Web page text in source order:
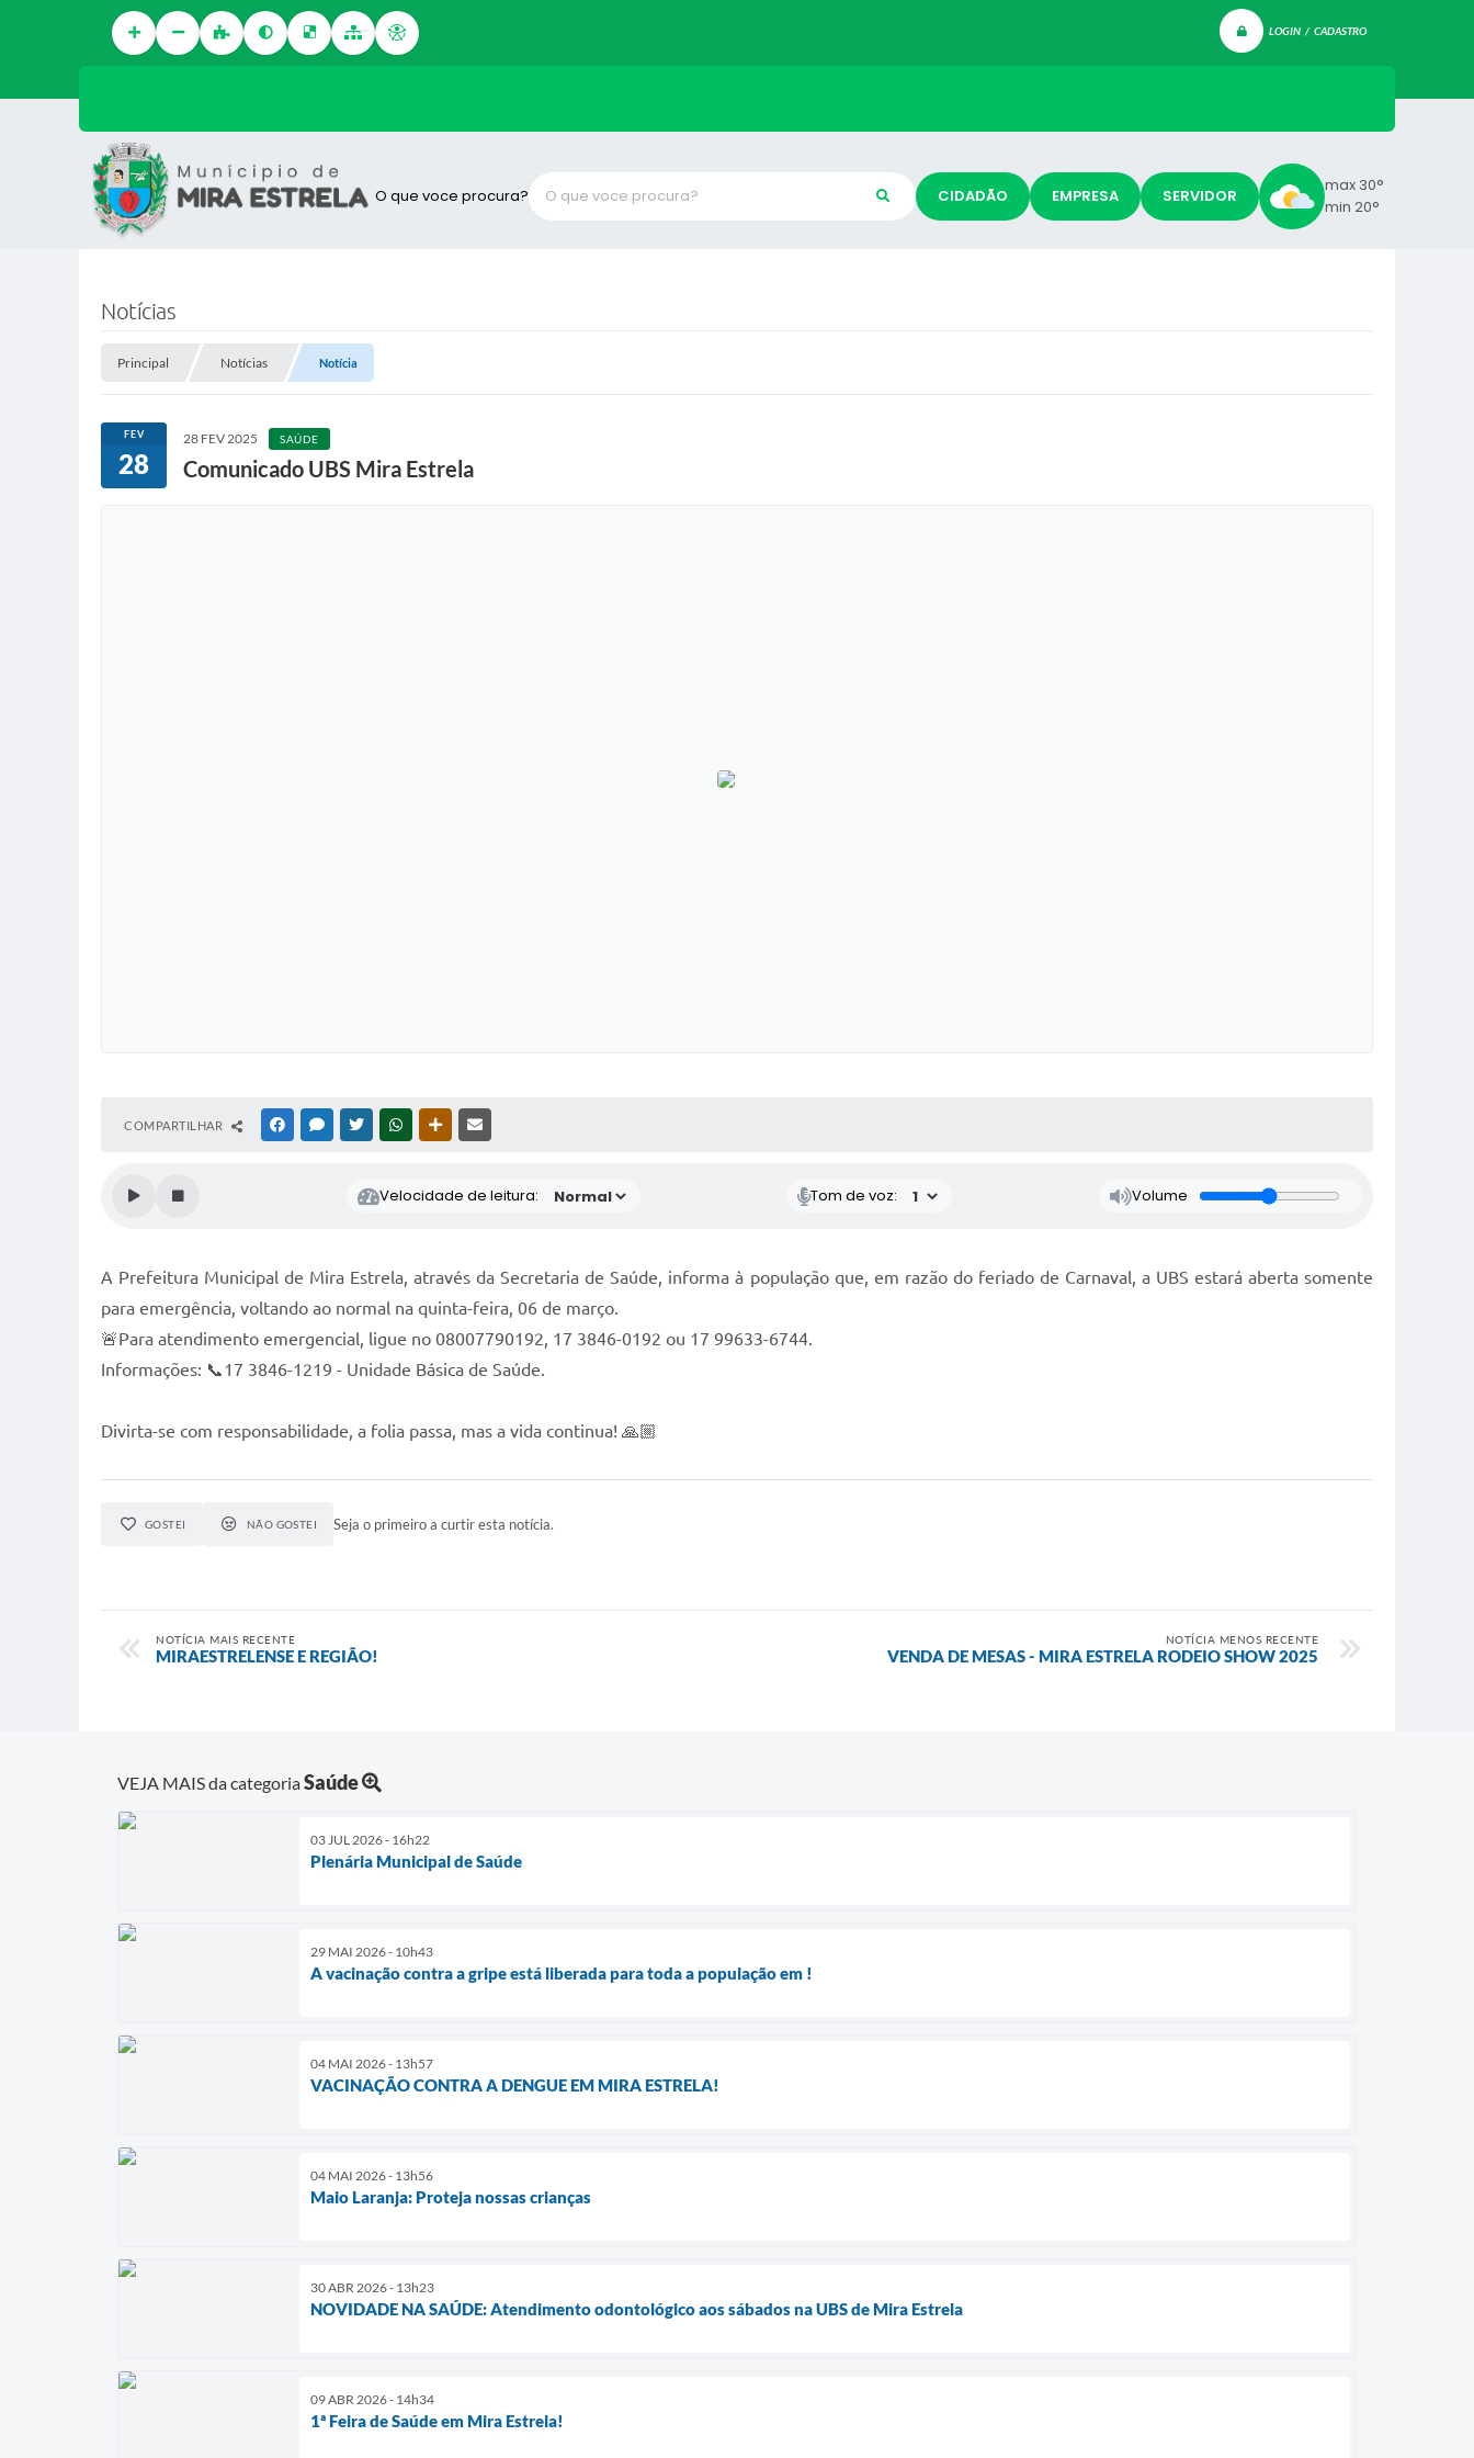
LOGIN / CADASTRO
O que voce procura? CIDADÃO EMPRESA SERVIDOR
max 30°
min 20°
Notícias
Principal Notícias Notícia
FEV
28
28 FEV 2025 SAÚDE
Comunicado UBS Mira Estrela
COMPARTILHAR FACEBOOKMESSENGER
TWITTERWHATSAPPOUTRAS MÍDIAS
Velocidade de leitura: Tom de voz: Volume
A Prefeitura Municipal de Mira Estrela, através da Secretaria de Saúde, informa à população que, em razão do feriado de Carnaval, a UBS estará aberta somente
para emergência, voltando ao normal na quinta-feira, 06 de março.
🚨Para atendimento emergencial, ligue no 08007790192, 17 3846-0192 ou 17 99633-6744.
Informações: 📞17 3846-1219 - Unidade Básica de Saúde.
Divirta-se com responsabilidade, a folia passa, mas a vida continua! 🙏🏼
GOSTEI NÃO GOSTEI Seja o primeiro a curtir esta notícia.
NOTÍCIA MAIS RECENTE
MIRAESTRELENSE E REGIÃO!
NOTÍCIA MENOS RECENTE
VENDA DE MESAS - MIRA ESTRELA RODEIO SHOW 2025
VEJA MAIS da categoriaSaúde
03 JUL 2026 - 16h22
Plenária Municipal de Saúde
29 MAI 2026 - 10h43
A vacinação contra a gripe está liberada para toda a população em !
04 MAI 2026 - 13h57
VACINAÇÃO CONTRA A DENGUE EM MIRA ESTRELA!
04 MAI 2026 - 13h56
Maio Laranja: Proteja nossas crianças
30 ABR 2026 - 13h23
NOVIDADE NA SAÚDE: Atendimento odontológico aos sábados na UBS de Mira Estrela
09 ABR 2026 - 14h34
1ª Feira de Saúde em Mira Estrela!